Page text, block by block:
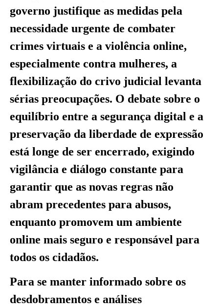
governo justifique as medidas pela
necessidade urgente de combater
crimes virtuais e a violência online,
especialmente contra mulheres, a
flexibilização do crivo judicial levanta
sérias preocupações. O debate sobre o
equilíbrio entre a segurança digital e a
preservação da liberdade de expressão
está longe de ser encerrado, exigindo
vigilância e diálogo constante para
garantir que as novas regras não
abram precedentes para abusos,
enquanto promovem um ambiente
online mais seguro e responsável para
todos os cidadãos.
Para se manter informado sobre os
desdobramentos e análises